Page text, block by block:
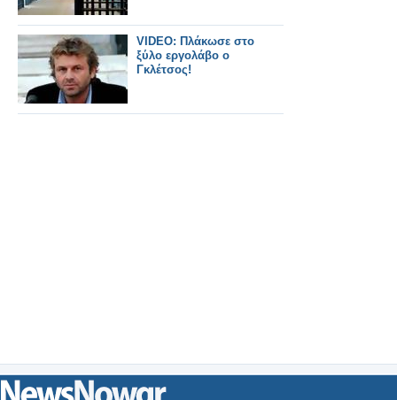
VIDEO: Πλάκωσε στο
ξύλο εργολάβο ο
Γκλέτσος!